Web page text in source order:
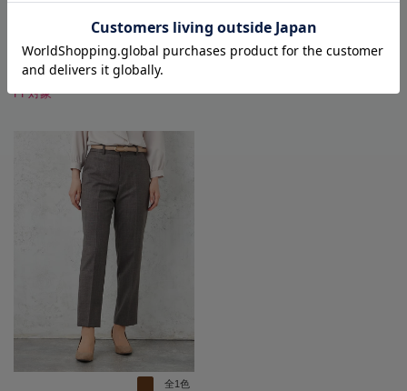
円 （税込）
SALE 8,690 円 （税込）
★2点目10%OFF/3点目以降20%O
FF対象
FF対象
全1色